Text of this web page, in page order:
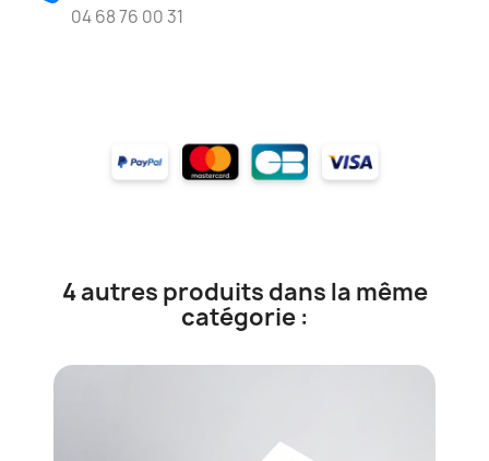
04 68 76 00 31
4 autres produits dans la même
catégorie :